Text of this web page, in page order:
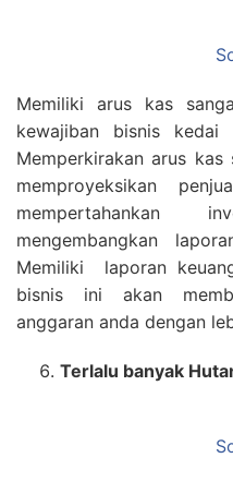
Memiliki arus kas
kewajiban bisnis
Memperkirakan arus
memproyeksikan
mempertahankan
mengembangkan
Memiliki laporan
bisnis ini akan
anggaran anda dengan
Terlalu banyak